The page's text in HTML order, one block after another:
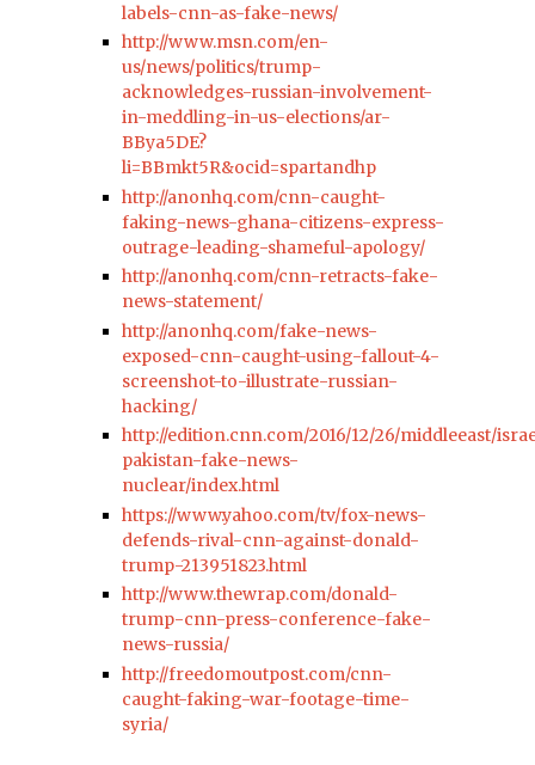
labels-cnn-as-fake-news/
http://www.msn.com/en-
us/news/politics/trump-
acknowledges-russian-involvement-
in-meddling-in-us-elections/ar-
BBya5DE?
li=BBmkt5R&ocid=spartandhp
http://anonhq.com/cnn-caught-
faking-news-ghana-citizens-express-
outrage-leading-shameful-apology/
http://anonhq.com/cnn-retracts-fake-
news-statement/
http://anonhq.com/fake-news-
exposed-cnn-caught-using-fallout-4-
screenshot-to-illustrate-russian-
hacking/
http://edition.cnn.com/2016/12/26/middleeast/
pakistan-fake-news-
nuclear/index.html
https://www.yahoo.com/tv/fox-news-
defends-rival-cnn-against-donald-
trump-213951823.html
http://www.thewrap.com/donald-
trump-cnn-press-conference-fake-
news-russia/
http://freedomoutpost.com/cnn-
caught-faking-war-footage-time-
syria/